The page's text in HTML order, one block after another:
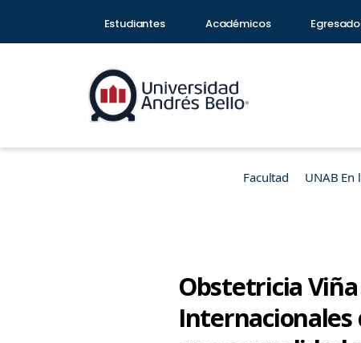
Estudiantes Académicos
Facultad UNAB En
Obstetricia
Internacionales